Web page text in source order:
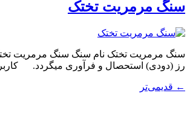
سنگ مرمریت تختک
سنگ مرمریت تختک نام سنگ سنگ مرمریت
رز (دودی) استحصال و فرآوری میگردد.
← قدیمی‌تر